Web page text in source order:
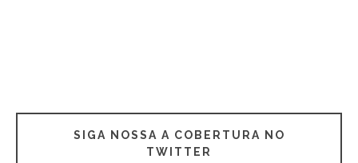
SIGA NOSSA A COBERTURA NO
TWITTER